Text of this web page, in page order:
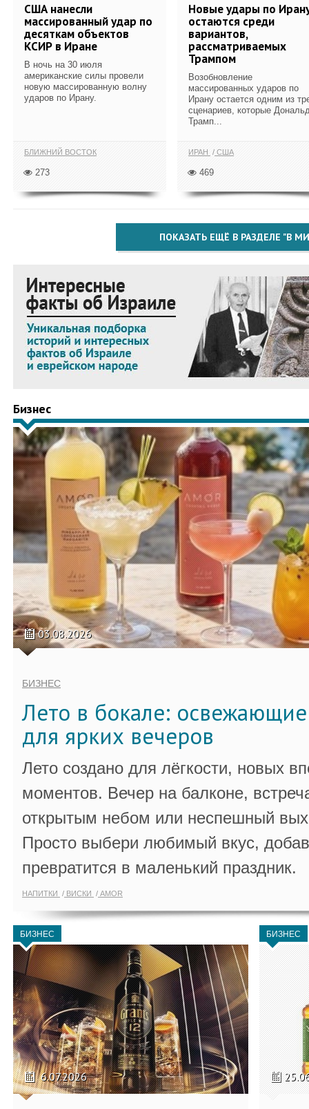
США нанесли
массированный удар по
десяткам объектов
КСИР в Иране
В ночь на 30 июля
американские силы провели
новую массированную волну
ударов по Ирану.
БЛИЖНИЙ ВОСТОК
273
Новые удары по
остаются среди
вариантов,
рассматриваемых
Трампом
Возобновление
массированных ударов по
Ирану остается одним из
сценариев, которые
Трамп...
ИРАН США
469
ПОКАЗАТЬ ЕЩЁ В РАЗДЕЛЕ "В
Бизнес
03.08.2026
БИЗНЕС
Лето в бокале:
для ярких вечеров
Лето создано для лёгкости, новых
моментов. Вечер на балконе,
открытым небом или неспешный
Просто выбери любимый вкус,
превратится в маленький праздник.
НАПИТКИ ВИСКИ AMOR
БИЗНЕС
6.07.2026
БИЗНЕС